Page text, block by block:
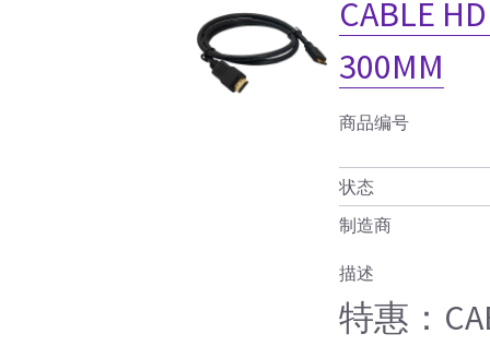
CABLE
300MM
商品编号
状态
制造商
描述
特惠：